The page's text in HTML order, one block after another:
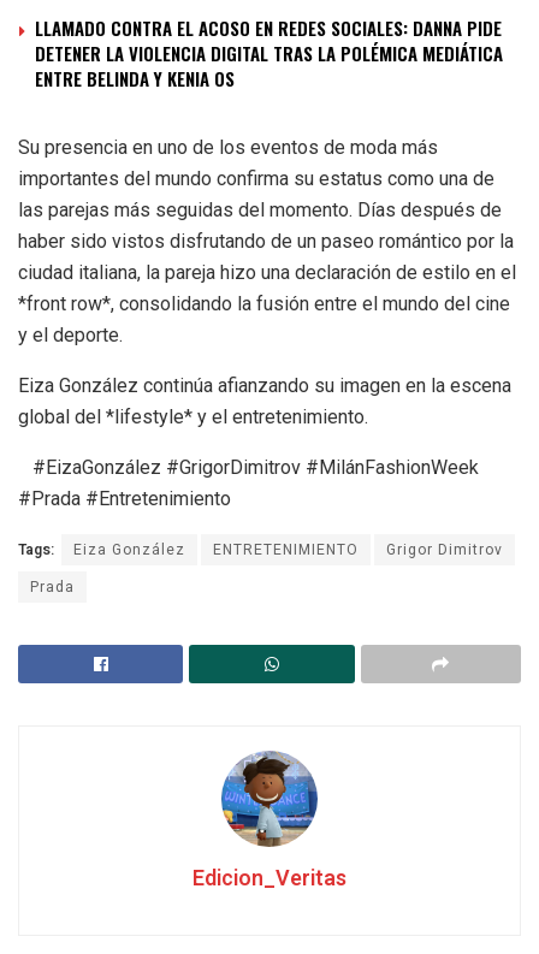
LLAMADO CONTRA EL ACOSO EN REDES SOCIALES: DANNA PIDE
DETENER LA VIOLENCIA DIGITAL TRAS LA POLÉMICA MEDIÁTICA
ENTRE BELINDA Y KENIA OS
Su presencia en uno de los eventos de moda más
importantes del mundo confirma su estatus como una de
las parejas más seguidas del momento. Días después de
haber sido vistos disfrutando de un paseo romántico por la
ciudad italiana, la pareja hizo una declaración de estilo en el
*front row*, consolidando la fusión entre el mundo del cine
y el deporte.
Eiza González continúa afianzando su imagen en la escena
global del *lifestyle* y el entretenimiento.
#EizaGonzález #GrigorDimitrov #MilánFashionWeek
#Prada #Entretenimiento
Tags: Eiza González ENTRETENIMIENTO
Grigor Dimitrov
Prada
Edicion_Veritas